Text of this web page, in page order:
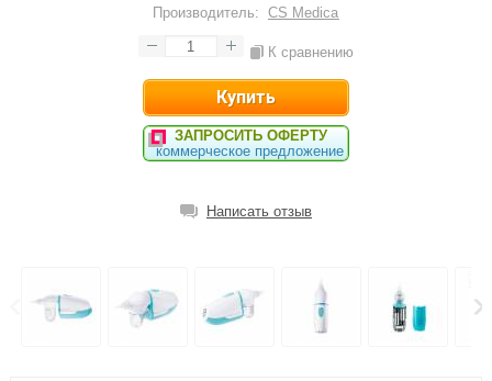
Производитель:
CS Medica
К сравнению
ЗАПРОСИТЬ ОФЕРТУ
коммерческое предложение
Написать отзыв